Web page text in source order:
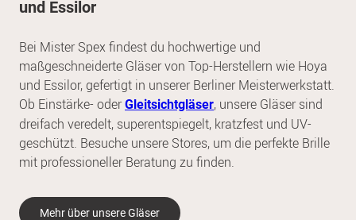
und Essilor
Bei Mister Spex findest du hochwertige und
maßgeschneiderte Gläser von Top-Herstellern wie Hoya
und Essilor, gefertigt in unserer Berliner Meisterwerkstatt.
Ob Einstärke- oderGleitsichtgläser, unsere Gläser sind
dreifach veredelt, superentspiegelt, kratzfest und UV-
geschützt. Besuche unsere Stores, um die perfekte Brille
mit professioneller Beratung zu finden.
Mehr über unsere Gläser